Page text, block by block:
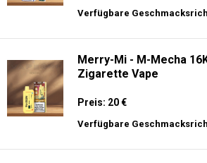
Verfügbare
Merry-Mi - M-Mecha
Zigarette Vape
Preis: 20 €
Verfügbare